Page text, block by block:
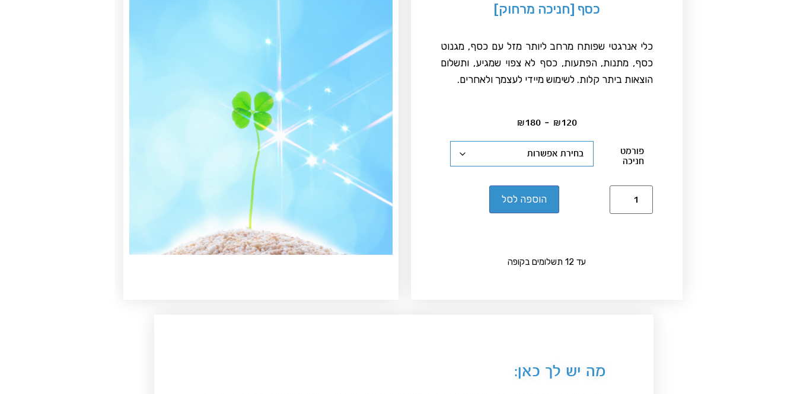
כסף [חניכה מרחוק]
כלי אנרגטי שפותח מרחב ליותר מזל עם כסף, מגנוט
כסף, מתנות, הפתעות, כסף לא צפוי שמגיע, ותשלום
הוצאות ביתר קלות. לשימוש מיידי לעצמך ולאחרים.
₪120
–
₪180
פורמט
חניכה
הוספה לסל
עד 12 תשלומים בקופה
מה יש לך כאן: